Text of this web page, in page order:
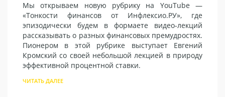
Мы открываем новую рубрику на YouTube —
«Тонкости финансов от Инфлексио.РУ», где
эпизодически будем в формаете видео-лекций
рассказывать о разных финансовых премудростях.
Пионером в этой рубрике выступает Евгений
Кромский со своей небольшой лекцией в природу
эффективной процентной ставки.
ЧИТАТЬ ДАЛЕЕ